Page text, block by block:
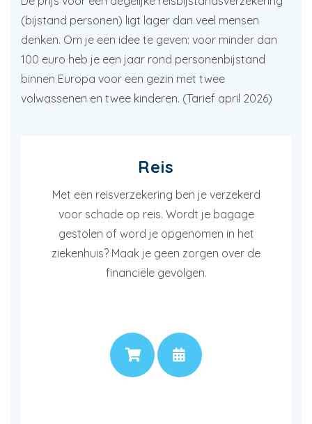
(bijstand personen) ligt lager dan veel mensen
denken. Om je een idee te geven: voor minder dan
100 euro heb je een jaar rond personenbijstand
binnen Europa voor een gezin met twee
volwassenen en twee kinderen. (Tarief april 2026)
Reis
Met een reisverzekering ben je verzekerd
voor schade op reis. Wordt je bagage
gestolen of word je opgenomen in het
ziekenhuis? Maak je geen zorgen over de
financiële gevolgen.
PRIJS